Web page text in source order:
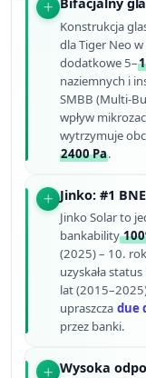
Konstrukcja
dla Tiger Neo
dodatkowe 5–
naziemnych i
SMBB (Multi-
wpływ
wytrzymuje
2400 Pa.
Jinko: #1
Jinko Solar to
bankability
(2025) – 10.
uzyskała
lat
upraszcza due
przez banki.
Wysoka